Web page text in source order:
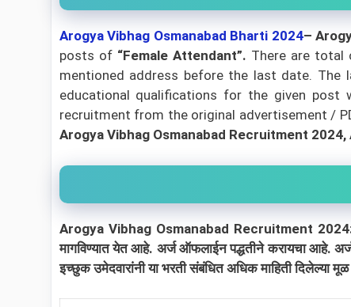
Arogya Vibhag Osmanabad Bharti 2024–
posts of “Female Attendant”. There are total
mentioned address before the last date.
educational qualifications for the given
recruitment from the original advertisement /
Arogya Vibhag Osmanabad Recruitment
Arogya Vibhag Osmanabad Recruitment 2024:
मागविण्यात येत आहे. अर्ज ऑफलाईन पद्धतीने करायचा आहे.
इच्छुक उमेदवारांनी या भरती संबंधित अधिक माहिती दिलेल्या